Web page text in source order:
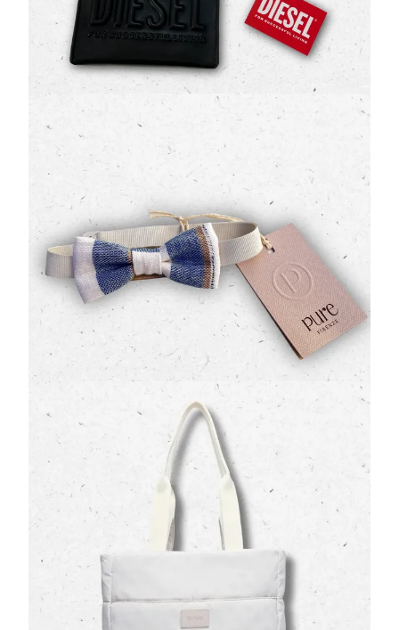
200,00 € 140,00 €
Papillon Neonato Pure Firenze a Righe Bianche
e Azzurre da Cerimonia
(0 Valutazioni)
Pure Firenze
Fasce
Definisci lo stile del tuo piccolo con l'esclusivo
papillon Pure Firenze. Questo accessorio,
caratterizzato dalle intramontabilirigh…
22,00 €
Borsa Passeggino Guess H6YZ20 in Materiale
Sintetico Marrone con Monogramma
(0 Valutazioni)
Guess
• Borse
La combinazione perfetta di stile e funzionalità: la
borsa passeggino firmata Guess
è realizzata in
materiale sintetico di alta qua…
95,00 €